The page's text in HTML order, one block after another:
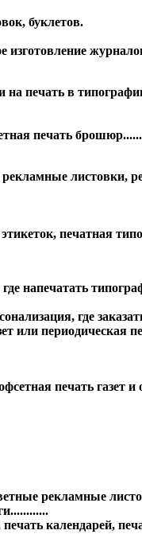
буклетов.
на печать в
печать
листовки,
печатная
напечатать
где
или периодическая
печать газет и
рекламные
календарей,